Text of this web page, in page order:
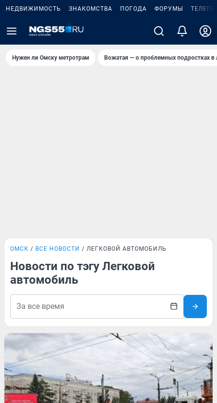
НЕДВИЖИМОСТЬ ЗНАКОМСТВА ПОГОДА ФОРУМЫ
Нужен ли Омску метротрам Вожатая — о проблемных подростках в
ОМСК ВСЕ НОВОСТИ ЛЕГКОВОЙ АВТОМОБИЛЬ
Новости по тэгу Легковой
автомобиль